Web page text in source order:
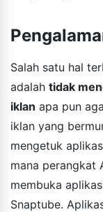
Salah satu hal
adalah tidak
iklan apa pun
iklan yang
mengetuk
mana perangkat
membuka
Snaptube.